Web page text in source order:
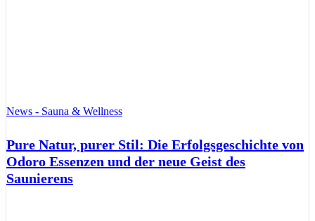
News - Sauna & Wellness
Pure Natur, purer Stil: Die Erfolgsgeschichte von
Odoro Essenzen und der neue Geist des
Saunierens